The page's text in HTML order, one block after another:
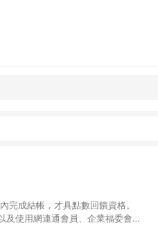
完成結帳，才具點數回饋資格。
使用網連通會員、企業福委會員